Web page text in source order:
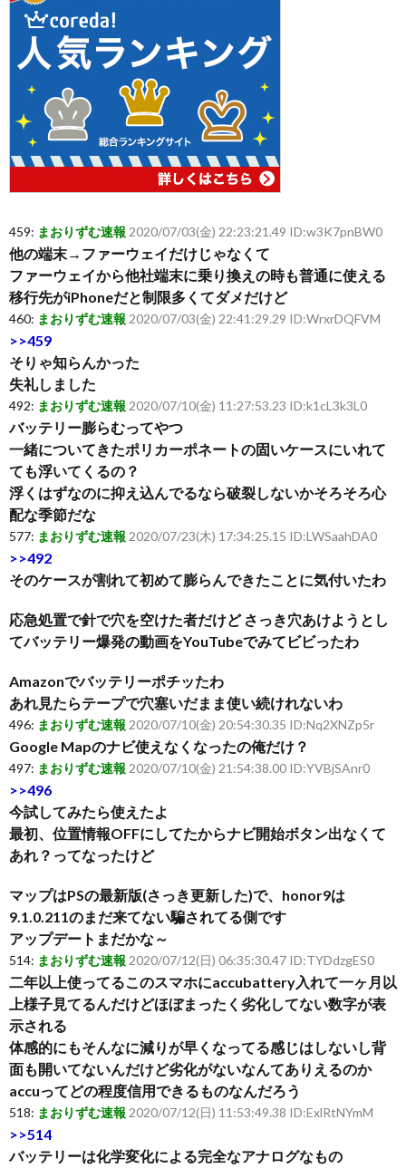
459: まおりずむ速報 2020/07/03(金) 22:23:21.49 ID:w3K7pnBW0
他の端末→ファーウェイだけじゃなくて
ファーウェイから他社端末に乗り換えの時も普通に使える
移行先がiPhoneだと制限多くてダメだけど
460: まおりずむ速報 2020/07/03(金) 22:41:29.29 ID:WrxrDQFVM
>>459
そりゃ知らんかった
失礼しました
492: まおりずむ速報 2020/07/10(金) 11:27:53.23 ID:k1cL3k3L0
バッテリー膨らむってやつ
一緒についてきたポリカーポネートの固いケースにいれて
ても浮いてくるの？
浮くはずなのに抑え込んでるなら破裂しないかそろそろ心
配な季節だな
577: まおりずむ速報 2020/07/23(木) 17:34:25.15 ID:LWSaahDA0
>>492
そのケースが割れて初めて膨らんできたことに気付いたわ
応急処置で針で穴を空けた者だけど さっき穴あけようとし
てバッテリー爆発の動画をYouTubeでみてビビったわ
Amazonでバッテリーポチッたわ
あれ見たらテープで穴塞いだまま使い続けれないわ
496: まおりずむ速報 2020/07/10(金) 20:54:30.35 ID:Nq2XNZp5r
Google Mapのナビ使えなくなったの俺だけ？
497: まおりずむ速報 2020/07/10(金) 21:54:38.00 ID:YVBjSAnr0
>>496
今試してみたら使えたよ
最初、位置情報OFFにしてたからナビ開始ボタン出なくて
あれ？ってなったけど
マップはPSの最新版(さっき更新した)で、honor9は
9.1.0.211のまだ来てない騙されてる側です
アップデートまだかな～
514: まおりずむ速報 2020/07/12(日) 06:35:30.47 ID:TYDdzgES0
二年以上使ってるこのスマホにaccubattery入れて一ヶ月以
上様子見てるんだけどほぼまったく劣化してない数字が表
示される
体感的にもそんなに減りが早くなってる感じはしないし背
面も開いてないんだけど劣化がないなんてありえるのか
accuってどの程度信用できるものなんだろう
518: まおりずむ速報 2020/07/12(日) 11:53:49.38 ID:ExlRtNYmM
>>514
バッテリーは化学変化による完全なアナログなもの